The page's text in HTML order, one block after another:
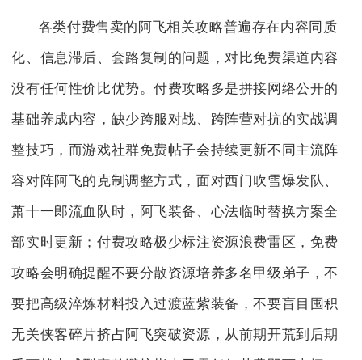
各类付费售卖的阿飞相关攻略普遍存在内容同质
化、信息滞后、套路复制的问题，对比免费渠道内容
没有任何性价比优势。付费攻略多是拼接网络公开的
基础养成内容，缺少跨服对战、跨阵营对抗的实战调
整技巧，而游戏社群免费帖子会持续更新不同主流阵
容对阵阿飞的克制调整方式，面对西门吹雪爆发队、
萧十一郎流血队时，阿飞装备、心法临时替换方案全
部实时更新；付费攻略极少标注资源浪费雷区，免费
攻略会明确提醒不要分散资源培养多名甲级弟子，不
要把高级淬炼材料投入过渡蓝紫装备，不要盲目囤积
无关侠客碎片挤占阿飞突破资源，从前期开荒到后期